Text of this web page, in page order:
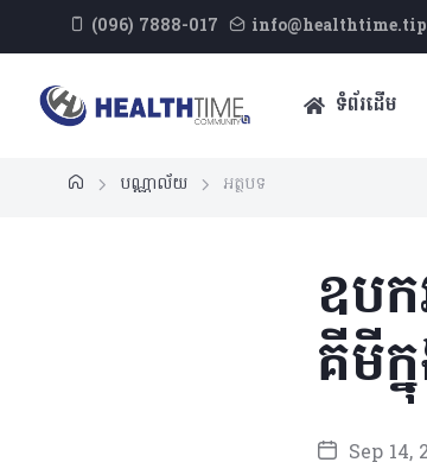
(096) 7888-017
ទំព័រដើម
បណ្ណាល័យ អត្ថបទ
ឧប
គីមីក្
Sep 14,